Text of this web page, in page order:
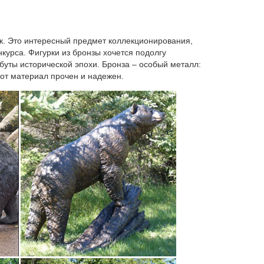
года – собака. Поэтому, даря статуэтки,
(W.Stratford) (комплект из 5-ти штук)
по новизне.Статуэтка Pavone "Собака" CMS-
Фигурка Символ Года "Собака" (Pavone). 2
в этот год уравновешенность, внутренний
Это интересный предмет коллекционирования,
Фигурки из бронзы хочется подолгу
исторической эпохи. Бронза – особый металл:
материал прочен и надежен.